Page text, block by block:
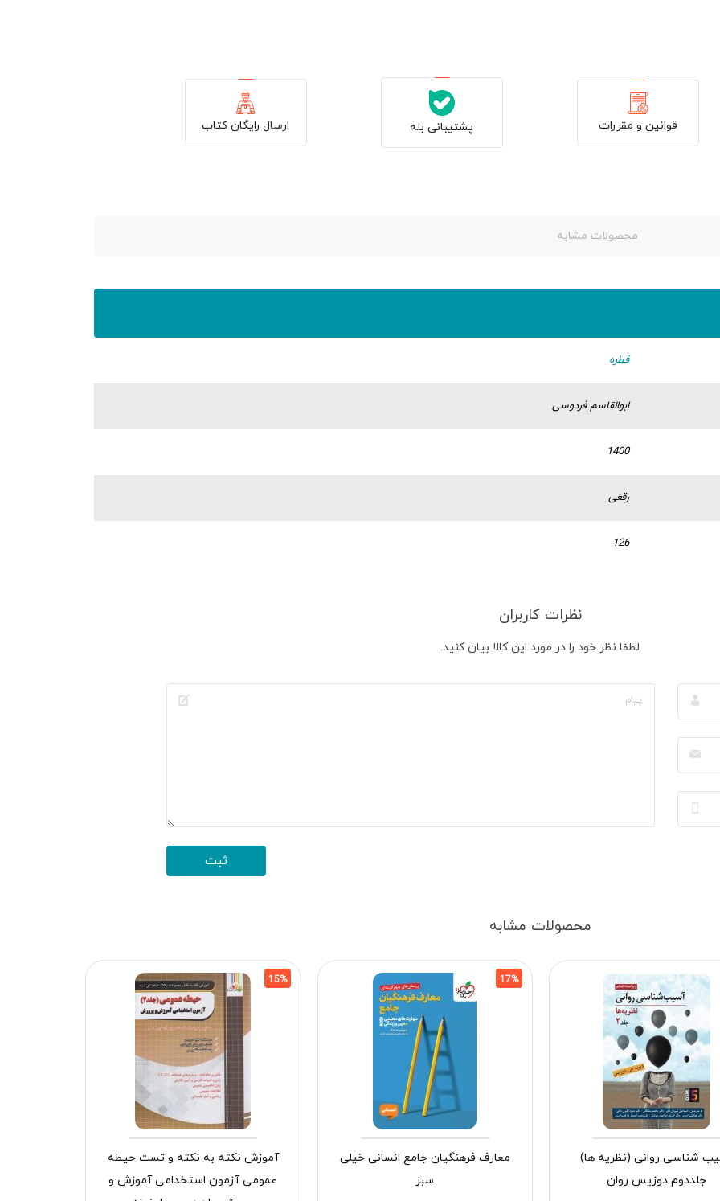
قوانین و مقررات پشتیبانی بله ارسال رایگان کتاب
محصولات مشابه
قطره
ابوالقاسم فردوسی
1400
رقعی
126
نظرات کاربران
لطفا نظر خود را در مورد این کالا بیان کنید.
محصولات مشابه
شناسی روانی (نظریه ها)
جلددوم دوزیس روان
17%
معارف فرهنگیان جامع انسانی خیلی
سبز
15%
آموزش نکته به نکته و تست حیطه
عمومی آزمون استخدامی آموزش و